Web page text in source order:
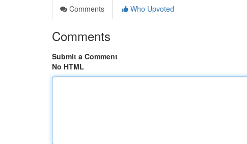
Comments
Who Upvoted
Comments
Submit a Comment
No HTML